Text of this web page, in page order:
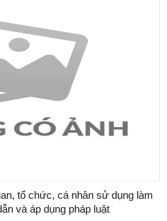
tổ chức, cá nhân sử dụng làm
và áp dụng pháp luật